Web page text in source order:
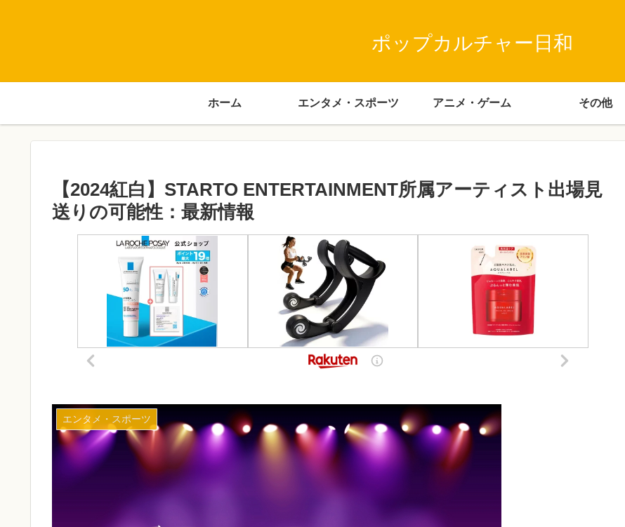
ポップカルチャー日和
ホーム エンタメ・スポーツ アニメ・ゲーム その他
【2024紅白】STARTO ENTERTAINMENT所属アーティスト出場見
送りの可能性：最新情報
エンタメ・スポーツ